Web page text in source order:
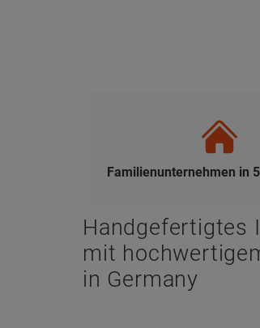
Familienunternehmen in
Handgefertigtes
mit
in Germany